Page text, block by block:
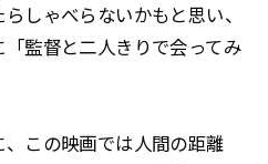
しゃべらないかもと思い、
監督と二人きりで会ってみ
この映画では人間の距離